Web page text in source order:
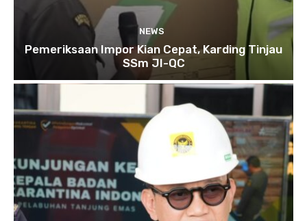
NEWS
Pemeriksaan Impor Kian Cepat, Karding Tinjau
SSm JI-QC